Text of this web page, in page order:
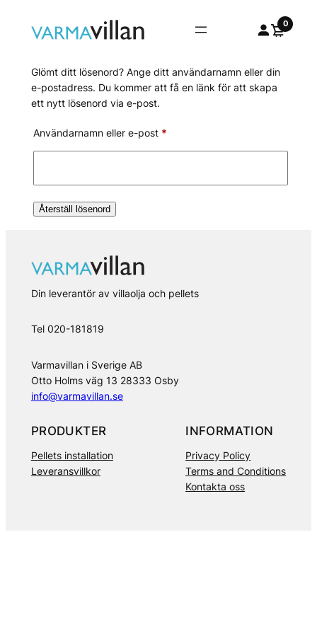
innehåll
0
Glömt ditt lösenord? Ange ditt användarnamn eller din
e-postadress. Du kommer att få en länk för att skapa
ett nytt lösenord via e-post.
Användarnamn eller e-post *Obligatoriskt
Återställ lösenord
Din leverantör av villaolja och pellets
Tel 020-181819
Varmavillan i Sverige AB
Otto Holms väg 13 28333 Osby
info@varmavillan.se
PRODUKTER
Pellets installation
Leveransvillkor
INFORMATION
Privacy Policy
Terms and Conditions
Kontakta oss